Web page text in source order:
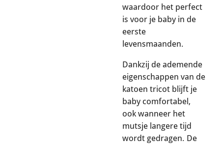
waardoor het perfect
is voor je baby in de
eerste
levensmaanden.
Dankzij de ademende
eigenschappen van de
katoen tricot blijft je
baby comfortabel,
ook wanneer het
mutsje langere tijd
wordt gedragen. De